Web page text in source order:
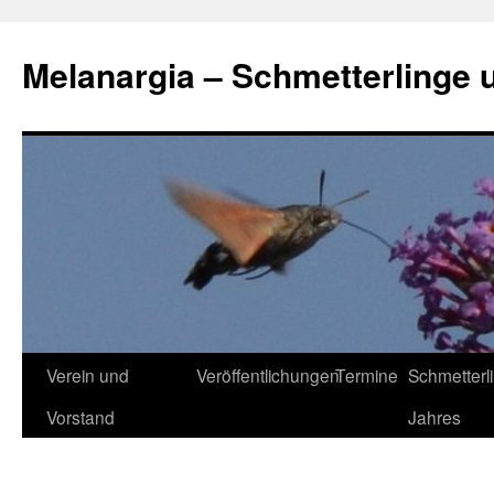
springen
Melanargia – Schmetterlinge
Verein und
Vorstand
VeröffentlichungenTermine
Jahres